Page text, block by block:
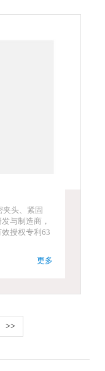
头、紧固
与制造商，
授权专利63
更多
>>